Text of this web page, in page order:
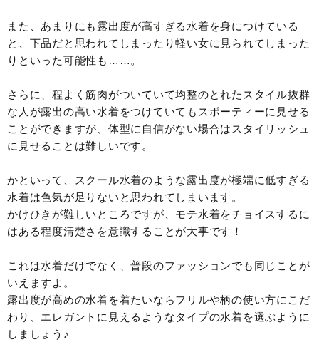
また、あまりにも露出度が高すぎる水着を身につけている
と、下品だと思われてしまったり軽い女に見られてしまった
りといった可能性も……。
さらに、程よく筋肉がついていて均整のとれたスタイル抜群
な人が露出の高い水着をつけていてもスポーティーに見せる
ことができますが、体型に自信がない場合はスタイリッシュ
に見せることは難しいです。
かといって、スクール水着のような露出度が極端に低すぎる
水着は色気が足りないと思われてしまいます。
かけひきが難しいところですが、モテ水着をチョイスするに
はある程度清楚さを意識することが大事です！
これは水着だけでなく、普段のファッションでも同じことが
いえますよ。
露出度が高めの水着を着たいならフリルや柄の使い方にこだ
わり、エレガントに見えるようなタイプの水着を選ぶように
しましょう♪